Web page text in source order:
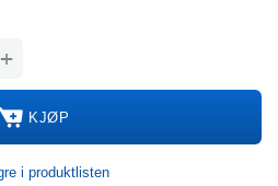
+
KJØP
i produktlisten